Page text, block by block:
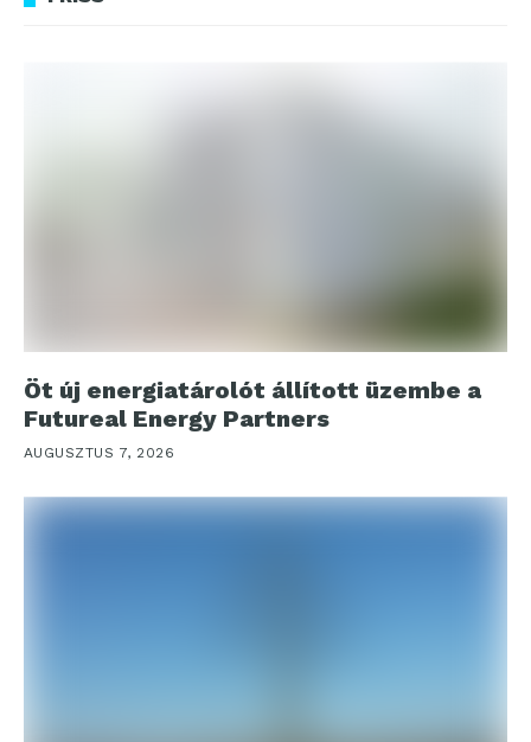
Öt új energiatárolót állított üzembe a
Futureal Energy Partners
AUGUSZTUS 7, 2026